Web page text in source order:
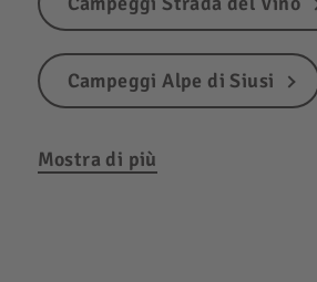
Campeggi Alpe di Siusi
Mostra di più